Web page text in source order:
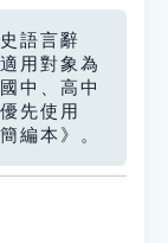
語言辭
用對象為
中、高中
先使用
編本》。